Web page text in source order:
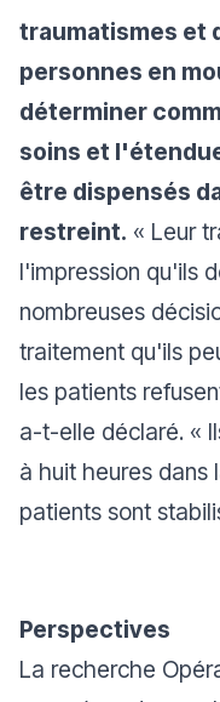
traumatismes et
personnes en
déterminer
soins et
être dispensés
restreint. « Leur
l'impression qu'ils
nombreuses
traitement qu'ils
les patients
a-t-elle déclaré. «
à huit heures dans
patients sont
Perspectives
La recherche